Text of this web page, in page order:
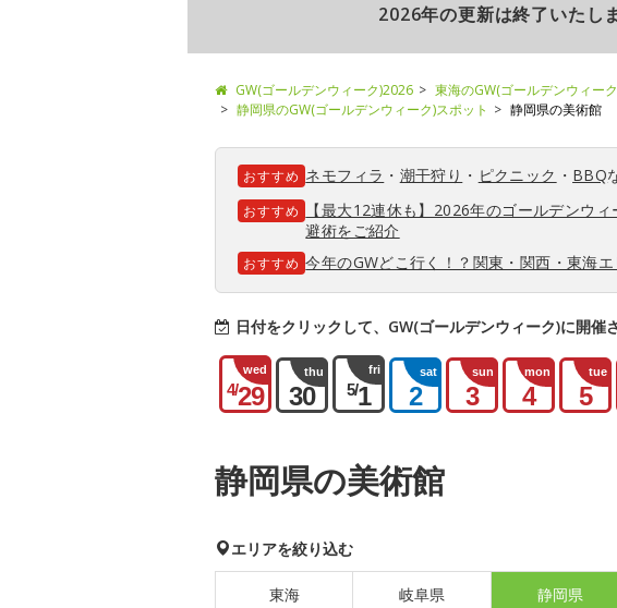
2026年の更新は終了いたし
GW(ゴールデンウィーク)2026 東海のGW(ゴールデンウィー
静岡県のGW(ゴールデンウィーク)スポット
静岡県の美術館
おすすめ ネモフィラ ・ 潮干狩り ・ ピクニック ・ BBQ
おすすめ
【最大12連休も】2026年のゴールデンウ
避術をご紹介
おすすめ 今年のGWどこ行く！？関東・関西・東海
日付をクリックして、GW(ゴールデンウィーク)に開催
wed
4/29
thu
30
fri
5/1
sat
2
sun
3
mon
4
tue
5
静岡県の美術館
エリアを絞り込む
東海 岐阜県 静岡県